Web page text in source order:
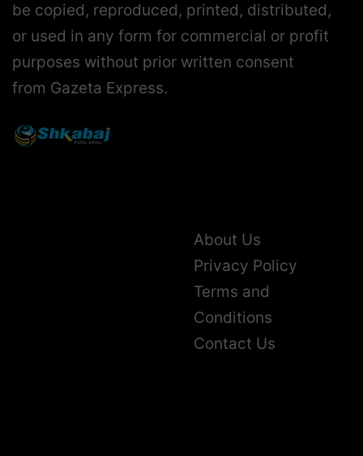
be copied, reproduced, printed, distributed,
or used in any form for commercial or profit
purposes without prior written consent
from Gazeta Express.
About Us
Privacy Policy
Terms and
Conditions
Contact Us